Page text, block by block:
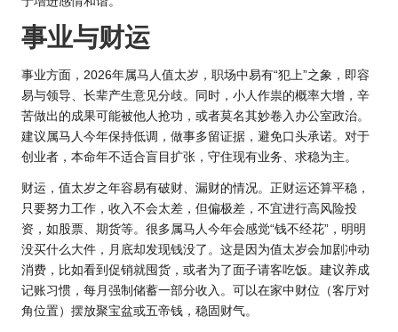
事业与财运
事业方面， 2026年属马人值太岁，职场中易有“犯上”之象，即容
易与领导、长辈产生意见分歧。同时，小人作祟的概率大增，辛
苦做出的成果可能被他人抢功，或者莫名其妙卷入办公室政治。
建议属马人今年保持低调，做事多留证据，避免口头承诺。对于
创业者，本命年不适合盲目扩张，守住现有业务、求稳为主。
财运，值太岁之年容易有破财、漏财的情况。正财运还算平稳，
只要努力工作，收入不会太差，但偏极差，不宜进行高风险投
资，如股票、期货等。很多属马人今年会感觉“钱不经花”，明明
没买什么大件，月底却发现钱没了。这是因为值太岁会加剧冲动
消费，比如看到促销就囤货，或者为了面子请客吃饭。建议养成
记账习惯，每月强制储蓄一部分收入。可以在家中财位（客厅对
角位置）摆放聚宝盆或五帝钱，稳固财气。